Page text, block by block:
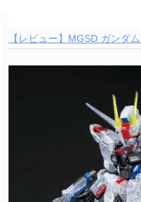
【レビュー】MGSD ガンダ